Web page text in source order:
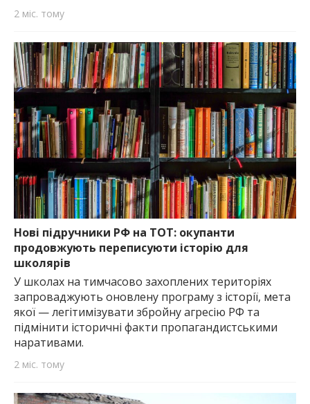
2 міс. тому
Нові підручники РФ на ТОТ: окупанти
продовжують переписуюти історію для
школярів
У школах на тимчасово захоплених територіях
запроваджують оновлену програму з історії, мета
якої — легітимізувати збройну агресію РФ та
підмінити історичні факти пропагандистськими
наративами.
2 міс. тому